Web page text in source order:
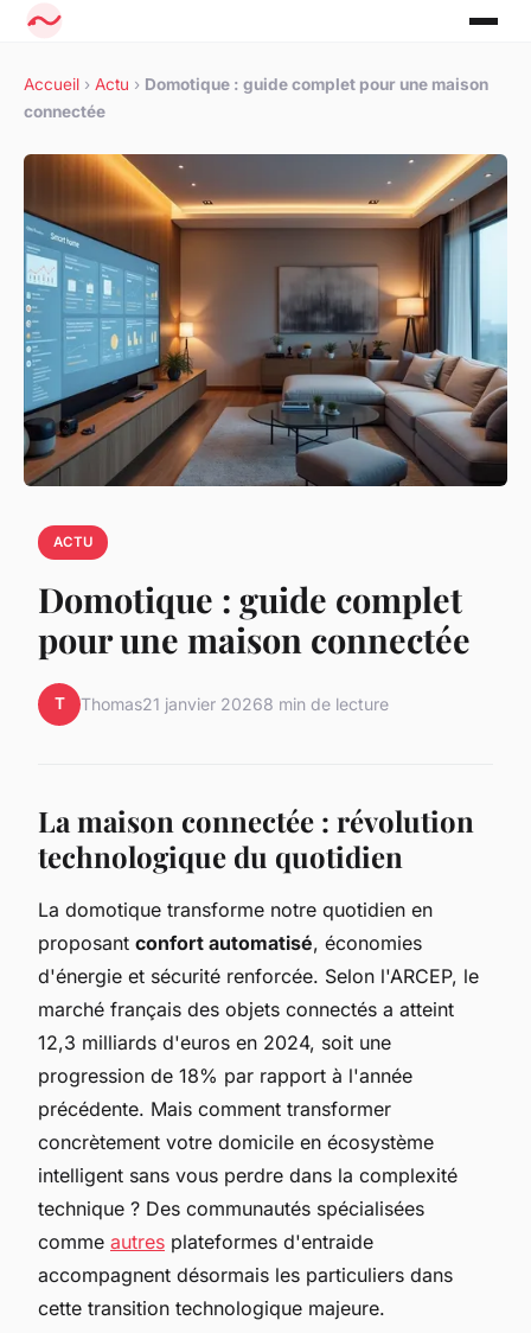
Accueil › Actu › Domotique : guide complet pour une maison
connectée
ACTU
Domotique : guide complet
pour une maison connectée
T Thomas21 janvier 20268 min de lecture
La maison connectée : révolution
technologique du quotidien
La domotique transforme notre quotidien en
proposant confort automatisé, économies
d'énergie et sécurité renforcée. Selon l'ARCEP, le
marché français des objets connectés a atteint
12,3 milliards d'euros en 2024, soit une
progression de 18% par rapport à l'année
précédente. Mais comment transformer
concrètement votre domicile en écosystème
intelligent sans vous perdre dans la complexité
technique ? Des communautés spécialisées
comme autres plateformes d'entraide
accompagnent désormais les particuliers dans
cette transition technologique majeure.